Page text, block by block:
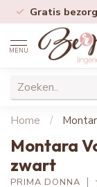
Gratis
MENU
Home /
Montara
zwart
PRIMA DONNA